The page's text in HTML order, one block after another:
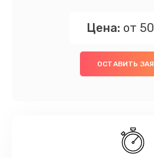
Цена: от
ОСТАВИТЬ